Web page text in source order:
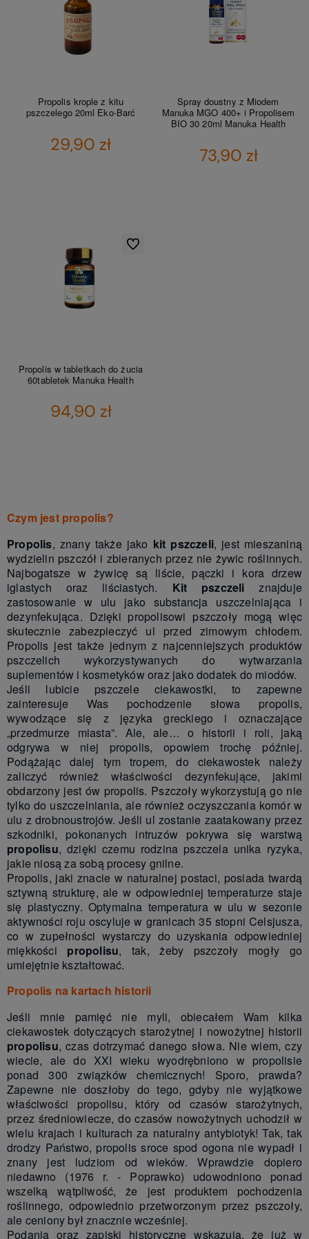
Propolis krople z kitu
pszczelego 20ml Eko-Barć
29,90 zł
Spray doustny z Miodem
Manuka MGO 400+ i Propolisem
BIO 30 20ml Manuka Health
73,90 zł
Propolis w tabletkach do żucia
60tabletek Manuka Health
94,90 zł
Do ulubionych
Czym jest propolis?
Propolis, znany także jako kit pszczeli, jest mieszaniną
wydzielin pszczół i zbieranych przez nie żywic roślinnych.
Najbogatsze w żywicę są liście, pączki i kora drzew
iglastych oraz liściastych. Kit pszczeli znajduje
zastosowanie w ulu jako substancja uszczelniająca i
dezynfekująca. Dzięki propolisowi pszczoły mogą więc
skutecznie zabezpieczyć ul przed zimowym chłodem.
Propolis jest także jednym z najcenniejszych produktów
pszczelich wykorzystywanych do wytwarzania
suplementów i kosmetyków oraz jako dodatek do miodów.
Jeśli lubicie pszczele ciekawostki, to zapewne
zainteresuje Was pochodzenie słowa propolis,
wywodzące się z języka greckiego i oznaczające
„przedmurze miasta”. Ale, ale… o historii i roli, jaką
odgrywa w niej propolis, opowiem trochę później.
Podążając dalej tym tropem, do ciekawostek należy
zaliczyć również właściwości dezynfekujące, jakimi
obdarzony jest ów propolis. Pszczoły wykorzystują go nie
tylko do uszczelniania, ale również oczyszczania komór w
ulu z drobnoustrojów. Jeśli ul zostanie zaatakowany przez
szkodniki, pokonanych intruzów pokrywa się warstwą
propolisu, dzięki czemu rodzina pszczela unika ryzyka,
jakie niosą za sobą procesy gnilne.
Propolis, jaki znacie w naturalnej postaci, posiada twardą
sztywną strukturę, ale w odpowiedniej temperaturze staje
się plastyczny. Optymalna temperatura w ulu w sezonie
aktywności roju oscyluje w granicach 35 stopni Celsjusza,
co w zupełności wystarczy do uzyskania odpowiedniej
miękkości propolisu, tak, żeby pszczoły mogły go
umiejętnie kształtować.
Propolis na kartach historii
Jeśli mnie pamięć nie myli, obiecałem Wam kilka
ciekawostek dotyczących starożytnej i nowożytnej historii
propolisu, czas dotrzymać danego słowa. Nie wiem, czy
wiecie, ale do XXI wieku wyodrębniono w propolisie
ponad 300 związków chemicznych! Sporo, prawda?
Zapewne nie doszłoby do tego, gdyby nie wyjątkowe
właściwości propolisu, który od czasów starożytnych,
przez średniowiecze, do czasów nowożytnych uchodził w
wielu krajach i kulturach za naturalny antybiotyk! Tak, tak
drodzy Państwo, propolis sroce spod ogona nie wypadł i
znany jest ludziom od wieków. Wprawdzie dopiero
niedawno (1976 r. - Poprawko) udowodniono ponad
wszelką wątpliwość, że jest produktem pochodzenia
roślinnego, odpowiednio przetworzonym przez pszczoły,
ale ceniony był znacznie wcześniej.
Podania oraz zapiski historyczne wskazują, że już w